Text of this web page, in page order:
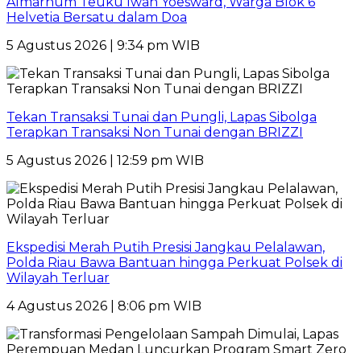
Helvetia Bersatu dalam Doa
5 Agustus 2026 | 9:34 pm WIB
Tekan Transaksi Tunai dan Pungli, Lapas Sibolga
Terapkan Transaksi Non Tunai dengan BRIZZI
5 Agustus 2026 | 12:59 pm WIB
Ekspedisi Merah Putih Presisi Jangkau Pelalawan,
Polda Riau Bawa Bantuan hingga Perkuat Polsek di
Wilayah Terluar
4 Agustus 2026 | 8:06 pm WIB